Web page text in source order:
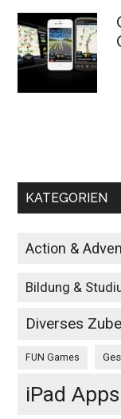
KATEGORIEN
Action &
Bildung &
Diverses
FUN Games
iPad Apps